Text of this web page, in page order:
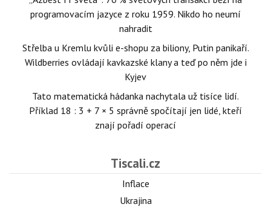
programovacím jazyce z roku 1959. Nikdo ho neumí
nahradit
Střelba u Kremlu kvůli e-shopu za biliony, Putin panikaří.
Wildberries ovládají kavkazské klany a teď po něm jde i
Kyjev
Tato matematická hádanka nachytala už tisíce lidí.
Příklad 18 : 3 + 7 × 5 správně spočítají jen lidé, kteří
znají pořadí operací
Tiscali.cz
Inflace
Ukrajina